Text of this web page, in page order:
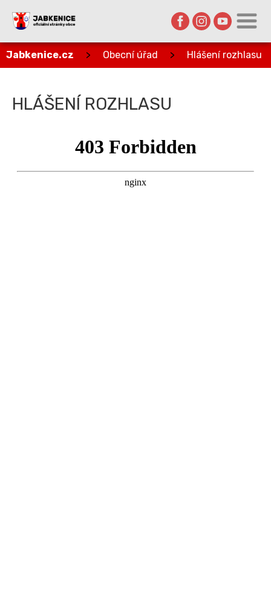
Jabkenice.cz > Obecní úřad > Hlášení rozhlasu
HLÁŠENÍ ROZHLASU